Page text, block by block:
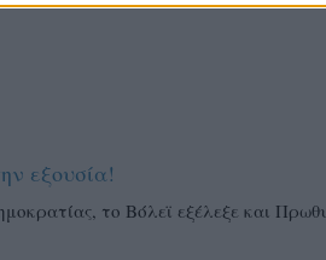
εξουσία!
το Βόλεϊ εξέλεξε και